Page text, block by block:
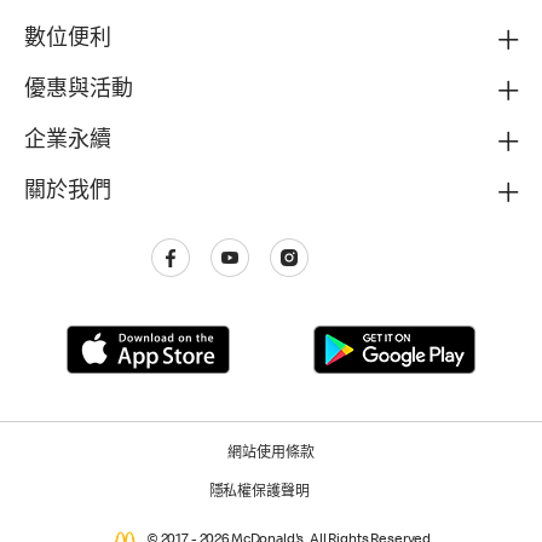
數位便利
優惠與活動
企業永續
關於我們
網站使用條款
隱私權保護聲明